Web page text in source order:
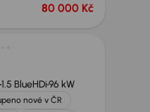
80 000 Kč
1.5 BlueHDi96 kW
nové v ČR